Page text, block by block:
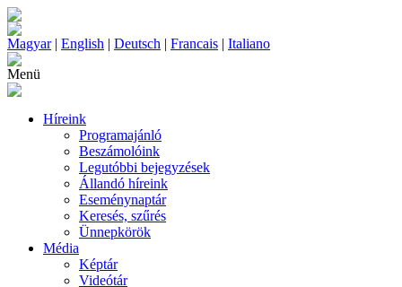
Magyar| English | Deutsch | Francais | Italiano
Menü
Híreink
Programajánló
Beszámolóink
Legutóbbi bejegyzések
Állandó híreink
Eseménynaptár
Keresés, szűrés
Ünnepkörök
Média
Képtár
Videótár